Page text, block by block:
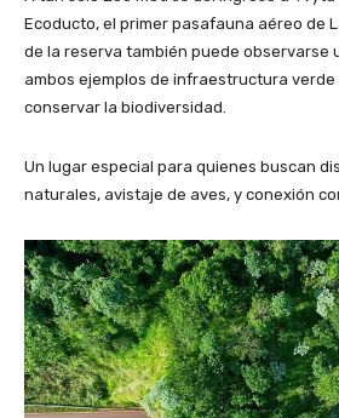
Ecoducto, el primer pasafauna aéreo de
de la reserva también puede observarse
ambos ejemplos de infraestructura
conservar la biodiversidad.
Un lugar especial para quienes buscan
naturales, avistaje de aves, y conexión